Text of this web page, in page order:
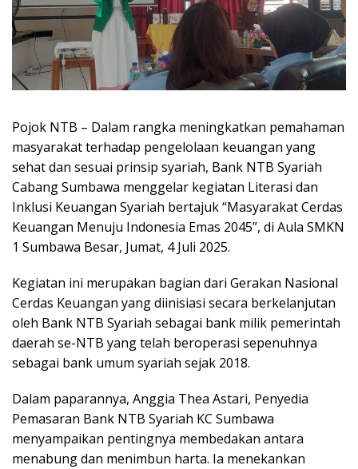
Pojok NTB – Dalam rangka meningkatkan pemahaman
masyarakat terhadap pengelolaan keuangan yang
sehat dan sesuai prinsip syariah, Bank NTB Syariah
Cabang Sumbawa menggelar kegiatan Literasi dan
Inklusi Keuangan Syariah bertajuk “Masyarakat Cerdas
Keuangan Menuju Indonesia Emas 2045”, di Aula SMKN
1 Sumbawa Besar, Jumat, 4 Juli 2025.
Kegiatan ini merupakan bagian dari Gerakan Nasional
Cerdas Keuangan yang diinisiasi secara berkelanjutan
oleh Bank NTB Syariah sebagai bank milik pemerintah
daerah se-NTB yang telah beroperasi sepenuhnya
sebagai bank umum syariah sejak 2018.
Dalam paparannya, Anggia Thea Astari, Penyedia
Pemasaran Bank NTB Syariah KC Sumbawa
menyampaikan pentingnya membedakan antara
menabung dan menimbun harta. Ia menekankan